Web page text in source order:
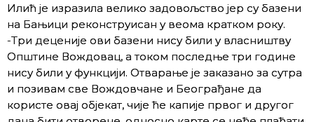
Илић је изразила велико задовољство јер су базени
на Бањици реконструисан у веома кратком року.
-Три деценије ови базени нису били у власништву
Општине Вождовац, а током последње три године
нису били у функцији. Отварање је заказано за сутра
и позивам све Вождовчане и Београђане да
користе овај објекат, чије ће капије првог и другог